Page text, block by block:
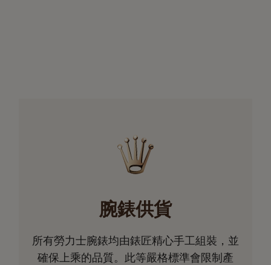
腕錶供貨
所有勞力士腕錶均由錶匠精心手工組裝，並
確保上乘的品質。此等嚴格標準會限制產